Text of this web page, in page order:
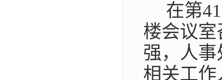
在第
楼会议室
强，人
相关工